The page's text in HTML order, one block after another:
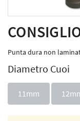
Punta dura non
Diametro Cuoi
11mm